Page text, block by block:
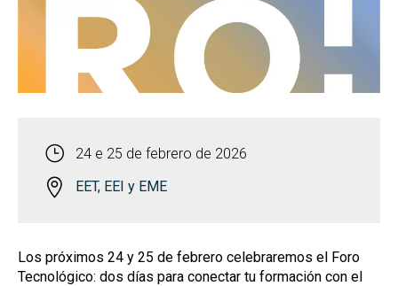
24 e 25 de febrero de 2026
EET, EEI y EME
Los próximos 24 y 25 de febrero celebraremos el Foro
Tecnológico: dos días para conectar tu formación con el